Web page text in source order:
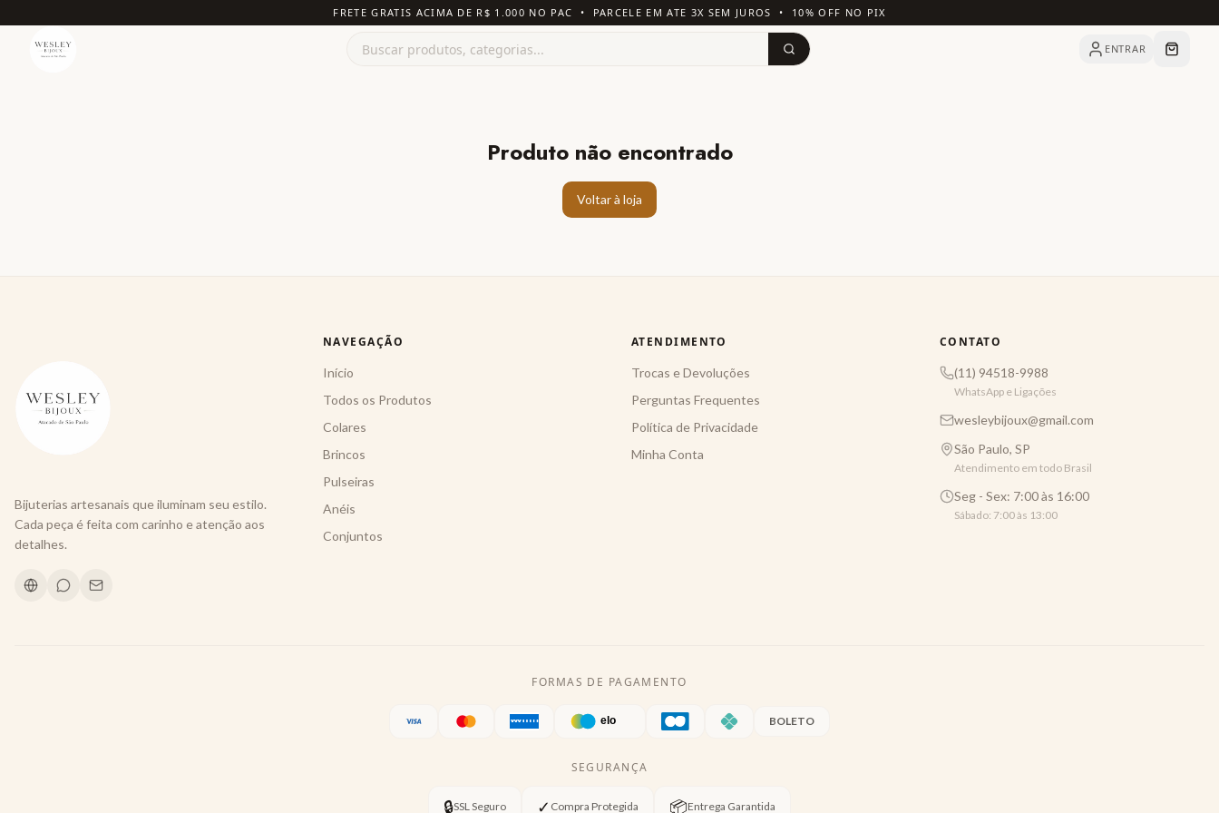
FRETE GRATIS ACIMA DE R$ 1.000 NO PAC • PARCELE EM ATE 3X SEM JUROS • 10% OFF NO PIX
ENTRAR
Produto não encontrado
Voltar à loja
Bijuterias artesanais que iluminam seu estilo.
Cada peça é feita com carinho e atenção aos
detalhes.
NAVEGAÇÃO
Início
Todos os Produtos
Colares
Brincos
Pulseiras
Anéis
Conjuntos
ATENDIMENTO
Trocas e Devoluções
Perguntas Frequentes
Política de Privacidade
Minha Conta
CONTATO
(11) 94518-9988
WhatsApp e Ligações
wesleybijoux@gmail.com
São Paulo, SP
Atendimento em todo Brasil
Seg - Sex: 7:00 às 16:00
Sábado: 7:00 às 13:00
FORMAS DE PAGAMENTO
BOLETO
SEGURANÇA
🔒SSL Seguro ✓ Compra Protegida 📦Entrega Garantida